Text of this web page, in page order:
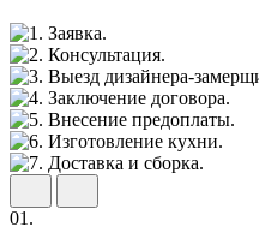
01.